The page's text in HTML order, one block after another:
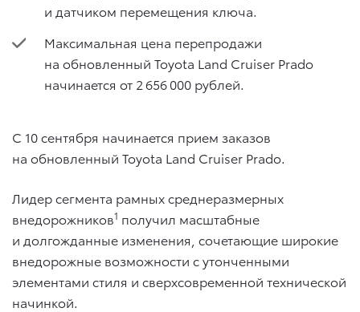
и датчиком перемещения ключа.
Максимальная цена перепродажи
на обновленный Toyota Land Cruiser Prado
начинается от 2 656 000 рублей.
С 10 сентября начинается прием заказов
на обновленный Toyota Land Cruiser Prado.
Лидер сегмента рамных среднеразмерных
внедорожников1 получил масштабные
и долгожданные изменения, сочетающие широкие
внедорожные возможности с утонченными
элементами стиля и сверхсовременной технической
начинкой.